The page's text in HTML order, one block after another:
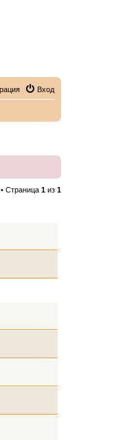
Вход
Страница 1 из 1